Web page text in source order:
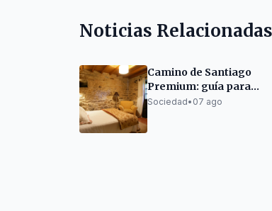
Noticias Relacionadas
Camino de Santiago
Premium: guía para
organizarlo sin
Sociedad• 07 ago